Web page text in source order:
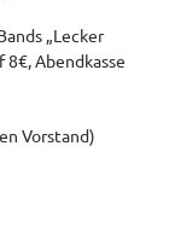
„Lecker
8€, Abendkasse
Vorstand)